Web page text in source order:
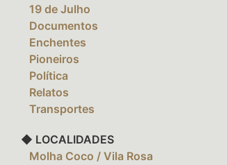
‎ ‎ ‎ 19 de Julho
‎ ‎ ‎ Documentos
‎ ‎ ‎ Enchentes
‎ ‎ ‎ Pioneiros
‎ ‎ ‎ Política
‎ ‎ ‎ Relatos
‎ ‎ ‎ Transportes
◆ LOCALIDADES
‎ ‎ ‎ Molha Coco / Vila Rosa